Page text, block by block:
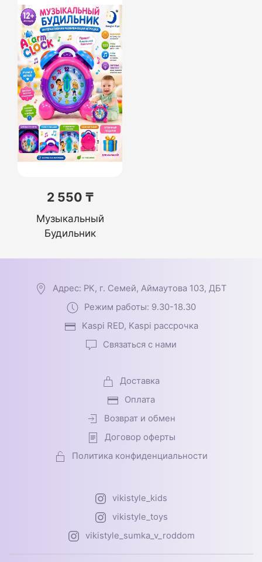
2 550 ₸
Музыкальный
Будильник
Адрес: РК, г. Семей, Аймаутова 103, ДБТ
Режим работы: 9.30-18.30
Kaspi RED, Kaspi рассрочка
Связаться с нами
Доставка
Оплата
Возврат и обмен
Договор оферты
Политика конфиденциальности
vikistyle_kids
vikistyle_toys
vikistyle_sumka_v_roddom